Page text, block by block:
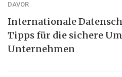
DAVOR
Internationale
Tipps für die sichere
Unternehmen